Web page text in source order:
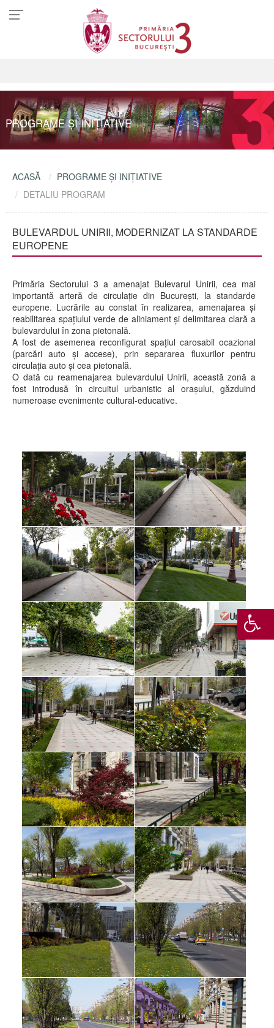
PROGRAME ŞI INIŢIATIVE
ACASĂ
PROGRAME ŞI INIŢIATIVE
DETALIU PROGRAM
BULEVARDUL UNIRII, MODERNIZAT LA STANDARDE
EUROPENE
Primăria Sectorului 3 a amenajat Bulevarul Unirii, cea mai
importantă arteră de circulație din București, la standarde
europene. Lucrările au constat în realizarea, amenajarea și
reabilitarea spațiului verde de aliniament și delimitarea clară a
bulevardului în zona pietonală.
A fost de asemenea reconfigurat spațiul carosabil ocazional
(parcări auto și accese), prin separarea fluxurilor pentru
circulația auto și cea pietonală.
O dată cu reamenajarea bulevardului Unirii, această zonă a
fost introdusă în circuitul urbanistic al orașului, găzduind
numeroase evenimente cultural-educative.